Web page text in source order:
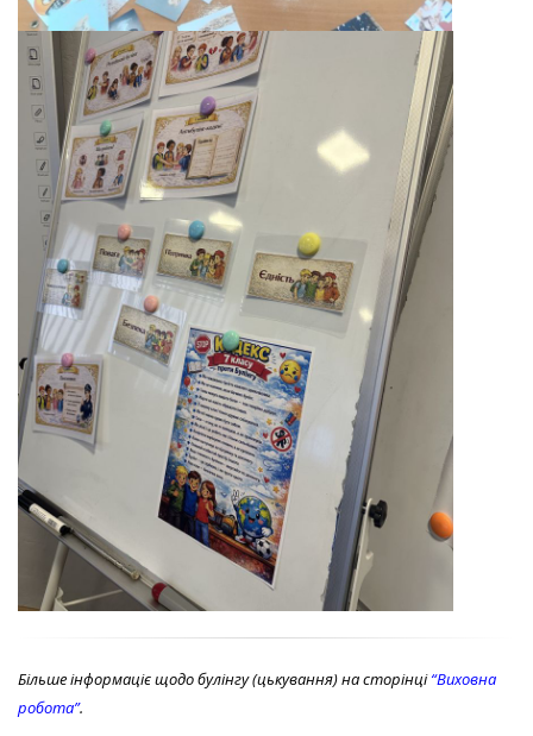
Більше інформаціє щодо булінгу (цькування) на сторінці“Виховна
робота”.